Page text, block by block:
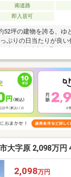
南道路
即入居可
52坪の建物を誇る、ゆ
ぷりの日当たりが良い
市立太宰府南小学校
分と、お子さまの通学
住環境で、家族みん
キングヒーター、トイ
充実。自然を感じなが
ぴったりな物件です。
軽にご連絡ください。
大字原 2,098万円
2,098万円